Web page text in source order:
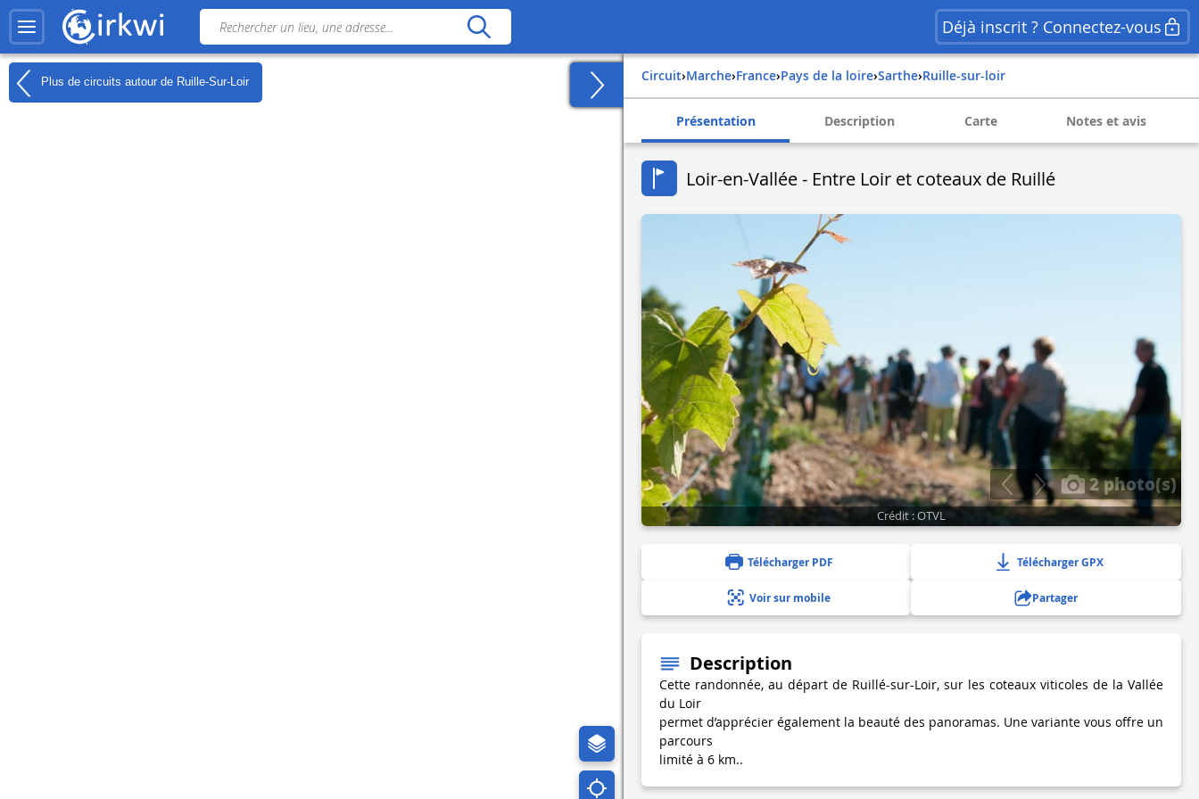
Déjà inscrit ? Connectez-vous
Plus de circuits autour de Ruille-Sur-Loir Circuit› Marche› france› pays de la loire› sarthe› ruille-sur-loir
Présentation Description Carte Notes et avis
Loir-en-Vallée - Entre Loir et coteaux de Ruillé
2 photo(s)
Crédit : OTVL
Télécharger PDF Télécharger GPX
Voir sur mobile Partager
Description
Cette randonnée, au départ de Ruillé-sur-Loir, sur les coteaux viticoles de la Vallée
du Loir
permet d’apprécier également la beauté des panoramas. Une variante vous offre un
parcours
limité à 6 km..